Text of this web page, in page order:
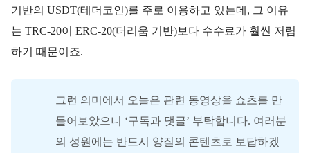
기반의 USDT(테더코인)를 주로 이용하고 있는데, 그 이유
는 TRC-20이 ERC-20(더리움 기반)보다 수수료가 훨씬 저렴
하기 때문이죠.
그런 의미에서 오늘은 관련 동영상을 쇼츠를 만
들어보았으니 ‘구독과 댓글’ 부탁합니다. 여러분
의 성원에는 반드시 양질의 콘텐츠로 보답하겠